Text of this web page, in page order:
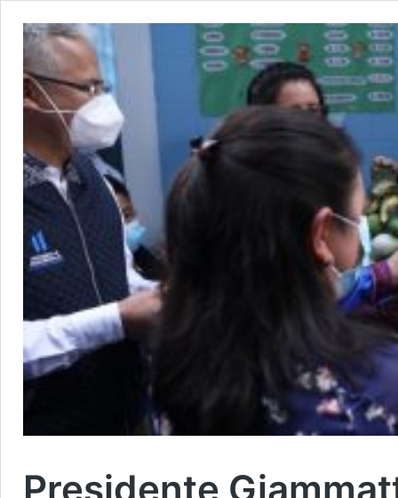
Presidente